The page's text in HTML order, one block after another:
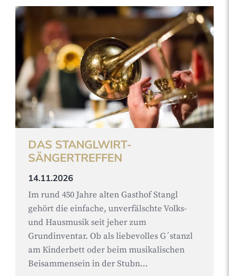
DAS STANGLWIRT-
SÄNGERTREFFEN
14.11.2026
Im rund 450 Jahre alten Gasthof Stangl
gehört die einfache, unverfälschte Volks-
und Hausmusik seit jeher zum
Grundinventar. Ob als liebevolles G´stanzl
am Kinderbett oder beim musikalischen
Beisammensein in der Stubn...